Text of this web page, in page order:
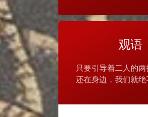
观语
只要引导着二人的
还在身边，我们就绝